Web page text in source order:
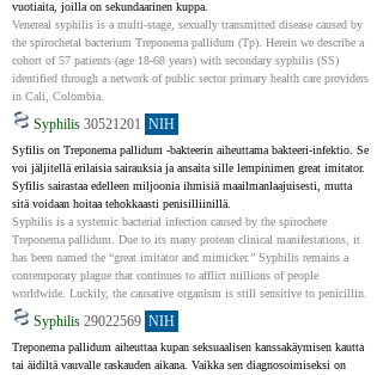
vuotiaita, joilla on sekundaarinen kuppa.
Venereal syphilis is a multi-stage, sexually transmitted disease caused by
the spirochetal bacterium Treponema pallidum (Tp). Herein we describe a
cohort of 57 patients (age 18-68 years) with secondary syphilis (SS)
identified through a network of public sector primary health care providers
in Cali, Colombia.
Syphilis 30521201 NIH
Syfilis on Treponema pallidum -bakteerin aiheuttama bakteeri-infektio. Se
voi jäljitellä erilaisia ​​sairauksia ja ansaita sille lempinimen great imitator.
Syfilis sairastaa edelleen miljoonia ihmisiä maailmanlaajuisesti, mutta
sitä voidaan hoitaa tehokkaasti penisilliinillä.
Syphilis is a systemic bacterial infection caused by the spirochete
Treponema pallidum. Due to its many protean clinical manifestations, it
has been named the “great imitator and mimicker.” Syphilis remains a
contemporary plague that continues to afflict millions of people
worldwide. Luckily, the causative organism is still sensitive to penicillin.
Syphilis 29022569 NIH
Treponema pallidum aiheuttaa kupan seksuaalisen kanssakäymisen kautta
tai äidiltä vauvalle raskauden aikana. Vaikka sen diagnosoimiseksi on